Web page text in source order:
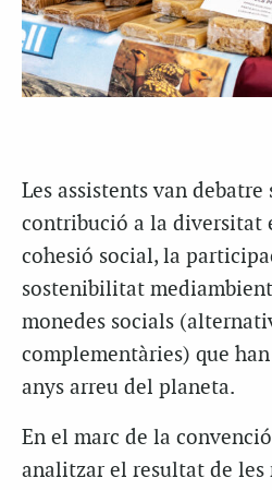
Les assistents van debatre
contribució a la diversitat
cohesió social, la
sostenibilitat
monedes socials
complementàries) que
anys arreu del planeta.
En el marc de la
analitzar el resultat de les